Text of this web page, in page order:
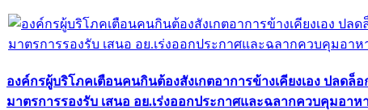
องค์กรผู้บริโภคเตือนคนกินต้องสังเกตอาการข้างเคียงเอง ปลด
มาตรการรองรับ เสนอ อย.เร่งออกประกาศและฉลากควบคุมอา